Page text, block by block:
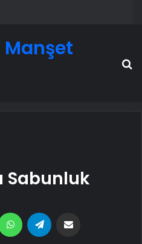
Manşet
Sabunluk
WhatsApp